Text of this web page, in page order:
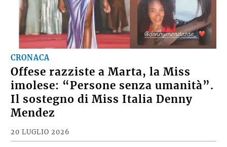
CRONACA
Offese razziste a Marta, la Miss
imolese: “Persone senza umanità”.
Il sostegno di Miss Italia Denny
Mendez
20 LUGLIO 2026